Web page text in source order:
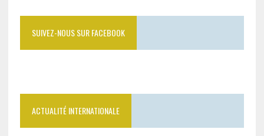
SUIVEZ-NOUS SUR FACEBOOK
ACTUALITÉ INTERNATIONALE